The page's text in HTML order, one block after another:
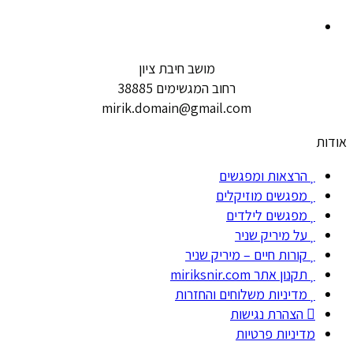
מושב חיבת ציון
רחוב המגשימים 38885
mirik.domain@gmail.com
אודות
הרצאות ומפגשים
מפגשים מוזיקלים
מפגשים לילדים
על מיריק שניר
קורות חיים – מיריק שניר
תקנון אתר miriksnir.com
מדיניות משלוחים והחזרות
הצהרת נגישות
מדיניות פרטיות